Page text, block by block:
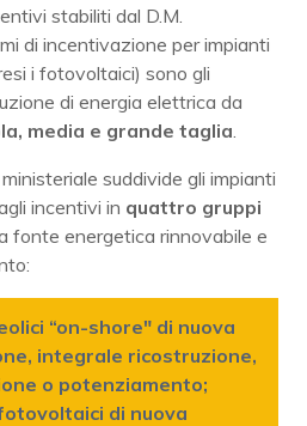
stabiliti dal D.M.
di incentivazione per impianti
i fotovoltaici) sono gli
di energia elettrica da
media e grande taglia
suddivide gli impianti
incentivi in quattro gruppi
fonte energetica rinnovabile e
“on-shore" di nuova
integrale ricostruzione,
o potenziamento;
di nuova